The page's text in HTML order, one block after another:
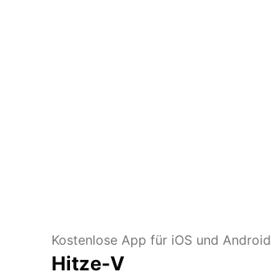
Kostenlose App für iOS und Android
Hitze-V